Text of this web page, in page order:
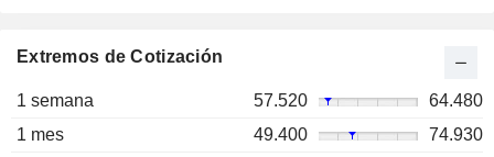
Extremos de Cotización
1 semana 57.520
64.480
1 mes
49.400
74.930